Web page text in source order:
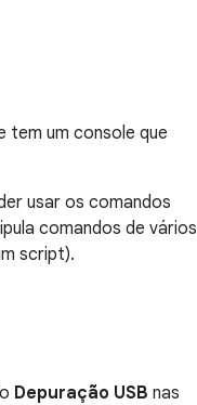
tem um console que
usar os comandos
comandos de vários
script).
Depuração USB nas